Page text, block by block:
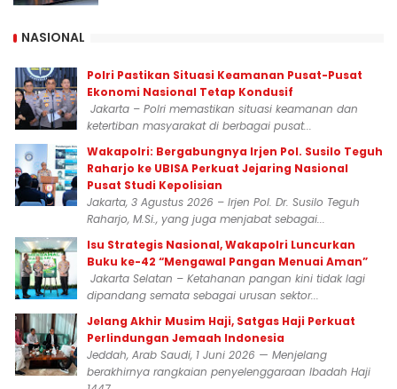
NASIONAL
Polri Pastikan Situasi Keamanan Pusat-Pusat
Ekonomi Nasional Tetap Kondusif
Jakarta – Polri memastikan situasi keamanan dan
ketertiban masyarakat di berbagai pusat...
Wakapolri: Bergabungnya Irjen Pol. Susilo Teguh
Raharjo ke UBISA Perkuat Jejaring Nasional
Pusat Studi Kepolisian
Jakarta, 3 Agustus 2026 – Irjen Pol. Dr. Susilo Teguh
Raharjo, M.Si., yang juga menjabat sebagai...
Isu Strategis Nasional, Wakapolri Luncurkan
Buku ke-42 “Mengawal Pangan Menuai Aman”
Jakarta Selatan – Ketahanan pangan kini tidak lagi
dipandang semata sebagai urusan sektor...
Jelang Akhir Musim Haji, Satgas Haji Perkuat
Perlindungan Jemaah Indonesia
Jeddah, Arab Saudi, 1 Juni 2026 — Menjelang
berakhirnya rangkaian penyelenggaraan Ibadah Haji